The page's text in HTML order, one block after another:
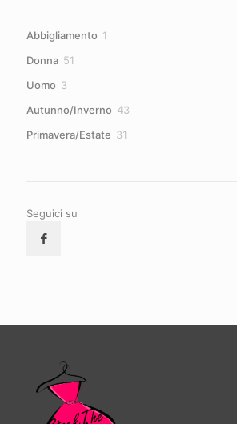
Abbigliamento 1
Donna 51
Uomo 3
Autunno/Inverno 43
Primavera/Estate 31
Seguici su